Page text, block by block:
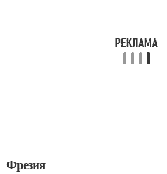
Фрезия